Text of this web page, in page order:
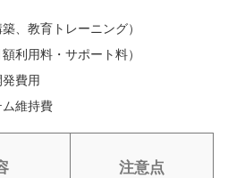
、教育トレーニング）
利用料・サポート料）
費用
維持費
注意点